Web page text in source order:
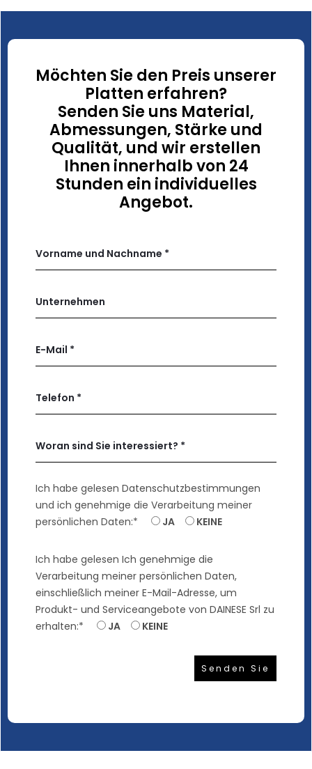
Möchten Sie den Preis unserer
Platten erfahren?
Senden Sie uns Material,
Abmessungen, Stärke und
Qualität, und wir erstellen
Ihnen innerhalb von 24
Stunden ein individuelles
Angebot.
Ich habe gelesen Datenschutzbestimmungen
und ich genehmige die Verarbeitung meiner
persönlichen Daten:*
JA KEINE
Ich habe gelesen Ich genehmige die
Verarbeitung meiner persönlichen Daten,
einschließlich meiner E-Mail-Adresse, um
Produkt- und Serviceangebote von DAINESE Srl zu
erhalten:*
JA KEINE